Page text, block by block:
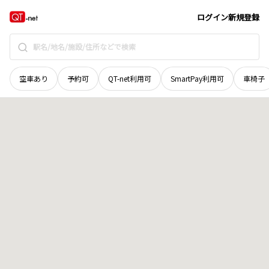
ログイン新規登録
空車あり 予約可 QT-net利用可 SmartPay利用可 車椅子
鳥取県